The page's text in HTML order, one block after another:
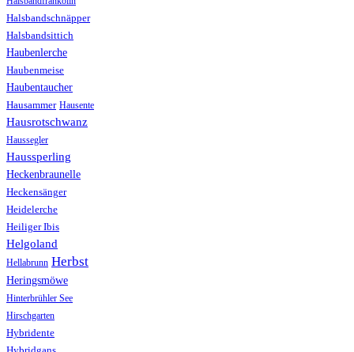
Halsbandschnäpper
Halsbandsittich
Haubenlerche
Haubenmeise
Haubentaucher
Hausammer Hausente
Hausrotschwanz
Haussegler
Haussperling
Heckenbraunelle
Heckensänger
Heidelerche
Heiliger Ibis
Helgoland
Hellabrunn Herbst
Heringsmöwe
Hinterbrühler See
Hirschgarten
Hybridente